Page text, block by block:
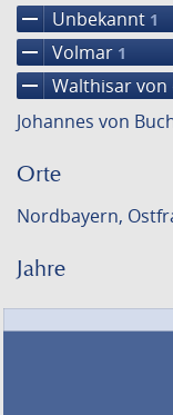
remove Unbekannt 1
remove Volmar 1
remove Walthisar von
Johannes von
Orte
Nordbayern,
Jahre